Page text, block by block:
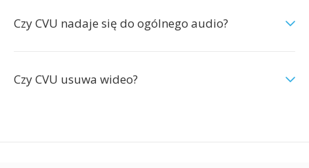
Czy CVU nadaje się do ogólnego audio?
Czy CVU usuwa wideo?